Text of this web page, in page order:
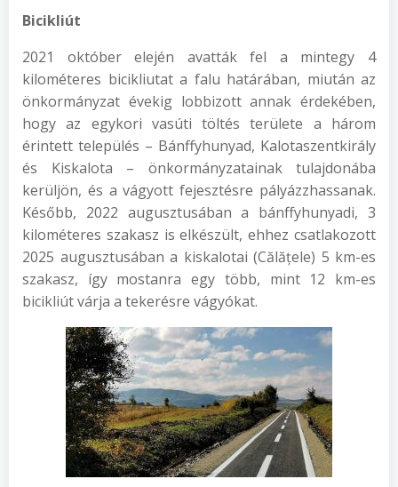
Bicikliút
2021 október elején avatták fel a mintegy 4
kilométeres bicikliutat a falu határában, miután az
önkormányzat évekig lobbizott annak érdekében,
hogy az egykori vasúti töltés területe a három
érintett település – Bánffyhunyad, Kalotaszentkirály
és Kiskalota – önkormányzatainak tulajdonába
kerüljön, és a vágyott fejesztésre pályázzhassanak.
Később, 2022 augusztusában a bánffyhunyadi, 3
kilométeres szakasz is elkészült, ehhez csatlakozott
2025 augusztusában a kiskalotai (Călățele) 5 km-es
szakasz, így mostanra egy több, mint 12 km-es
bicikliút várja a tekerésre vágyókat.